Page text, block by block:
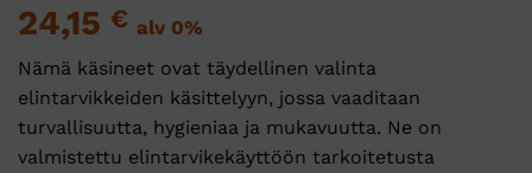
24,15 € alv 0%
Nämä käsineet ovat täydellinen valinta
elintarvikkeiden käsittelyyn, jossa vaaditaan
turvallisuutta, hygieniaa ja mukavuutta. Ne on
valmistettu elintarvikekäyttöön tarkoitetusta